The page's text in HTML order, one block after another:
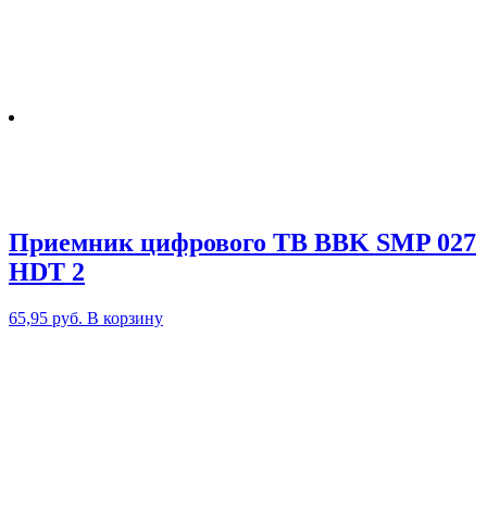
Приемник цифрового ТВ BBK SMP 027
HDT 2
65,95 руб. В корзину